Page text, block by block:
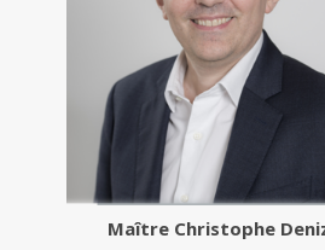
Maître Christophe